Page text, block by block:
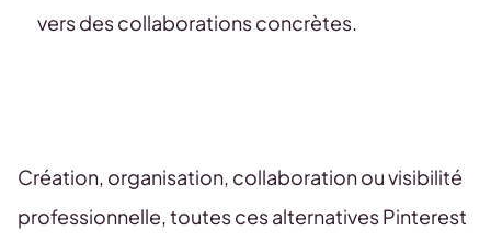
vers des collaborations concrètes.
Création, organisation, collaboration ou visibilité
professionnelle, toutes ces alternatives Pinterest